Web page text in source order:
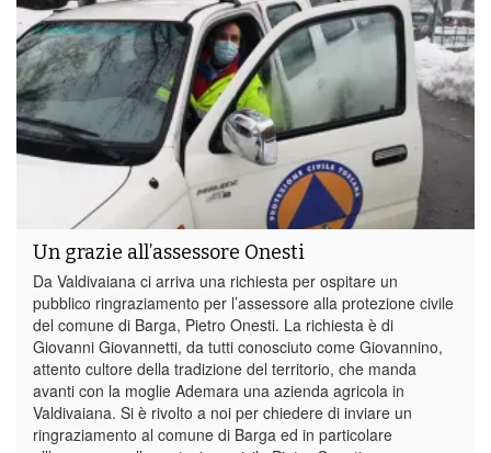
Un grazie all’assessore Onesti
Da Valdivaiana ci arriva una richiesta per ospitare un
pubblico ringraziamento per l’assessore alla protezione civile
del comune di Barga, Pietro Onesti. La richiesta è di
Giovanni Giovannetti, da tutti conosciuto come Giovannino,
attento cultore della tradizione del territorio, che manda
avanti con la moglie Ademara una azienda agricola in
Valdivaiana. Si è rivolto a noi per chiedere di inviare un
ringraziamento al comune di Barga ed in particolare